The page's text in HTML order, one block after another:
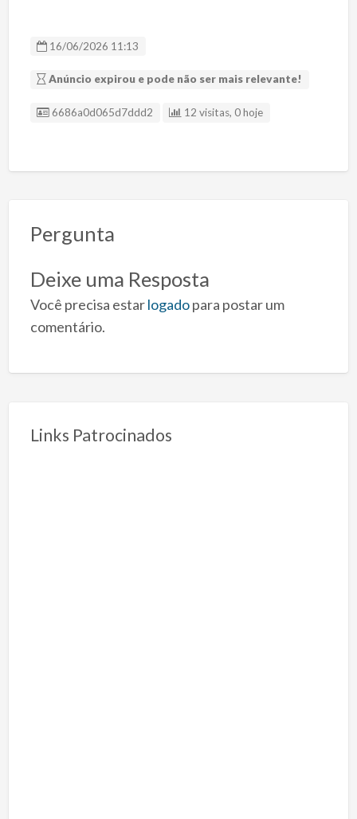
16/06/2026 11:13
Anúncio expirou e pode não ser mais relevante!
ID Anúncio
6686a0d065d7ddd2 12 visitas, 0 hoje
Pergunta
Deixe uma Resposta
Você precisa estarlogadopara postar um
comentário.
Links Patrocinados